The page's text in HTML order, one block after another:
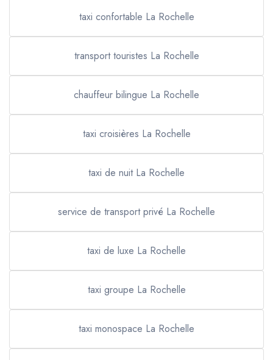
taxi confortable La Rochelle
transport touristes La Rochelle
chauffeur bilingue La Rochelle
taxi croisières La Rochelle
taxi de nuit La Rochelle
service de transport privé La Rochelle
taxi de luxe La Rochelle
taxi groupe La Rochelle
taxi monospace La Rochelle